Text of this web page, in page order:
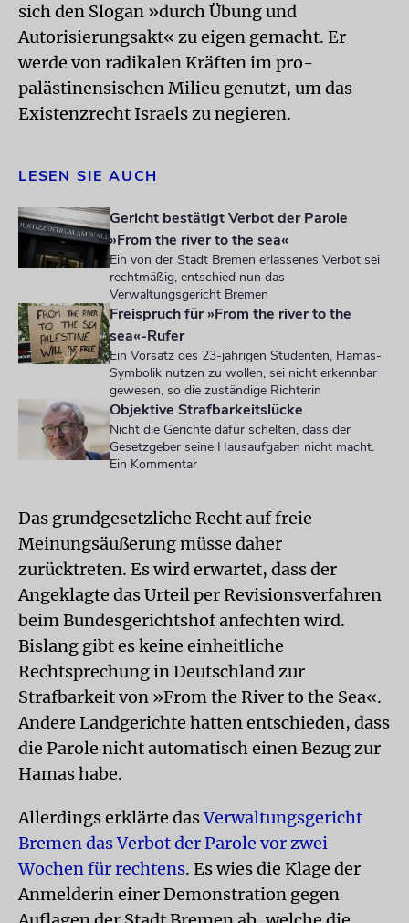
sich den Slogan »durch Übung und
Autorisierungsakt« zu eigen gemacht. Er
werde von radikalen Kräften im pro-
palästinensischen Milieu genutzt, um das
Existenzrecht Israels zu negieren.
LESEN SIE AUCH
Gericht bestätigt Verbot der Parole
»From the river to the sea«
Ein von der Stadt Bremen erlassenes Verbot sei
rechtmäßig, entschied nun das
Verwaltungsgericht Bremen
Freispruch für »From the river to the
sea«-Rufer
Ein Vorsatz des 23-jährigen Studenten, Hamas-
Symbolik nutzen zu wollen, sei nicht erkennbar
gewesen, so die zuständige Richterin
Objektive Strafbarkeitslücke
Nicht die Gerichte dafür schelten, dass der
Gesetzgeber seine Hausaufgaben nicht macht.
Ein Kommentar
Das grundgesetzliche Recht auf freie
Meinungsäußerung müsse daher
zurücktreten. Es wird erwartet, dass der
Angeklagte das Urteil per Revisionsverfahren
beim Bundesgerichtshof anfechten wird.
Bislang gibt es keine einheitliche
Rechtsprechung in Deutschland zur
Strafbarkeit von »From the River to the Sea«.
Andere Landgerichte hatten entschieden, dass
die Parole nicht automatisch einen Bezug zur
Hamas habe.
Allerdings erklärte dasVerwaltungsgericht
Bremen das Verbot der Parole vor zwei
Wochen für rechtens. Es wies die Klage der
Anmelderin einer Demonstration gegen